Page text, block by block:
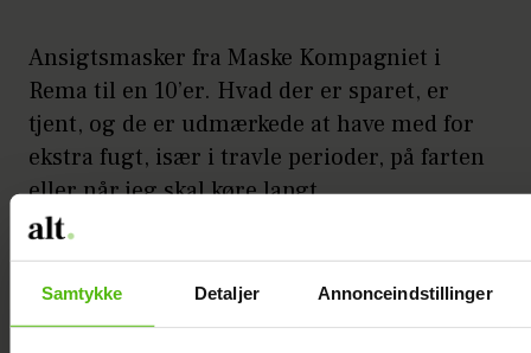
Samtykke Detaljer Annonceindstillinger
Ansigtsmasker fra Maske Kompagniet i
Rema til en 10’er. Hvad der er sparet, er
tjent, og de er udmærkede at have med for
ekstra fugt, især i travle perioder, på farten
eller når jeg skal køre langt.
Moisturising Face Mask, Maske
Kompagniet, 10 kr.